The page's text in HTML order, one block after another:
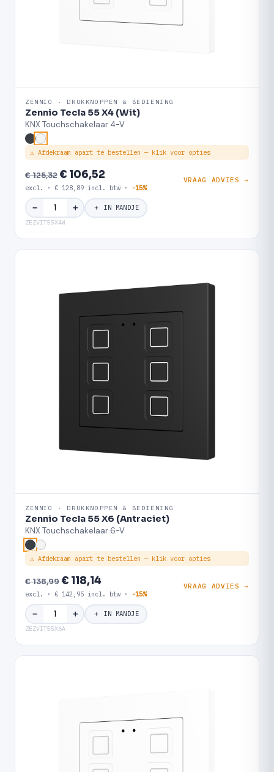
ZENNIO · DRUKKNOPPEN & BEDIENING
Zennio Tecla 55 X4 (Wit)
KNX Touchschakelaar 4-V
⚠ Afdekraam apart te bestellen — klik voor opties
€ 125,32€ 106,52
excl. · € 128,89 incl. btw · -15%
VRAAG ADVIES →
− ＋ ＋ IN MANDJE
ZEZVIT55X4W
ZENNIO · DRUKKNOPPEN & BEDIENING
Zennio Tecla 55 X6 (Antraciet)
KNX Touchschakelaar 6-V
⚠ Afdekraam apart te bestellen — klik voor opties
€ 138,99€ 118,14
excl. · € 142,95 incl. btw · -15%
VRAAG ADVIES →
− ＋ ＋ IN MANDJE
ZEZVIT55X6A